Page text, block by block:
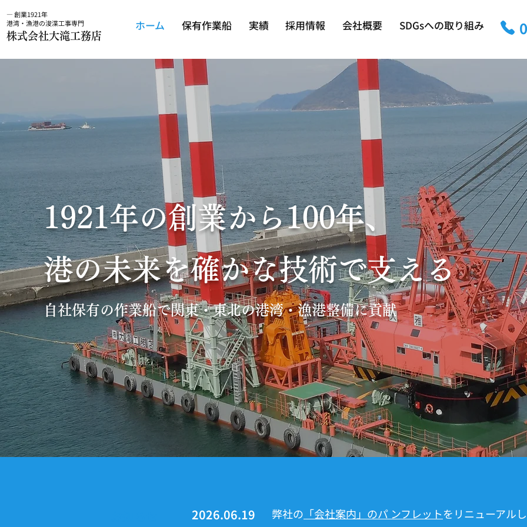
― 創業1921年
港湾・漁港の浚渫工事専門
株式会社大滝工務店
ホーム 保有作業船 実績 採用情報 会社概要 SDGsへの取り組み
1921年の創業から100年、
港の未来を確かな技術で支える
自社保有の作業船で関東・東北の港湾・漁港整備に貢献
2026.06.19 弊社の 「会社案内」のパ ンフレットをリニューアル